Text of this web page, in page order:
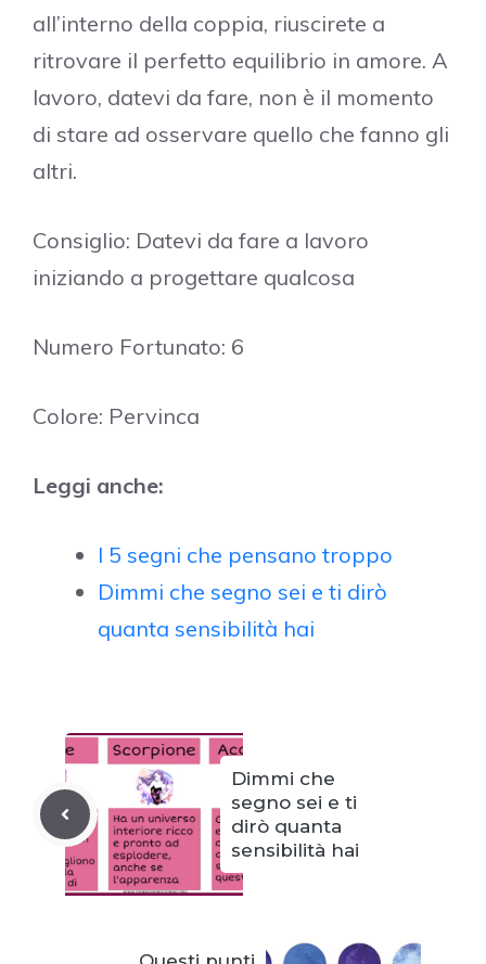
all’interno della coppia, riuscirete a
ritrovare il perfetto equilibrio in amore. A
lavoro, datevi da fare, non è il momento
di stare ad osservare quello che fanno gli
altri.
Consiglio: Datevi da fare a lavoro
iniziando a progettare qualcosa
Numero Fortunato: 6
Colore: Pervinca
Leggi anche:
I 5 segni che pensano troppo
Dimmi che segno sei e ti dirò
quanta sensibilità hai
Dimmi che
segno sei e ti
dirò quanta
sensibilità hai